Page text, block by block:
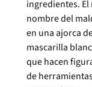
ingredientes.
nombre del
en una ajorca
mascarilla
que hacen
de